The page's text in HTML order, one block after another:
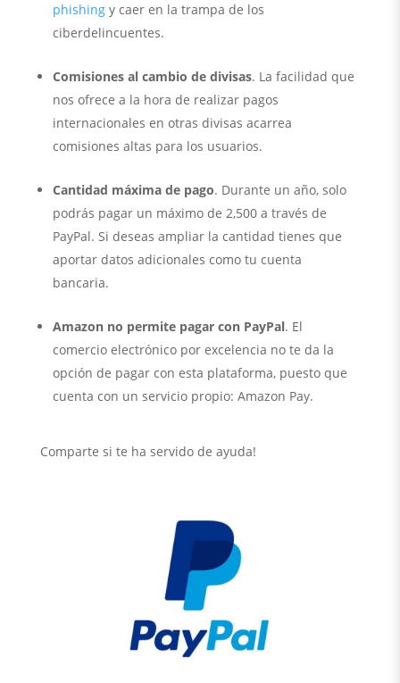
phishing y caer en la trampa de los
ciberdelincuentes.
Comisiones al cambio de divisas. La facilidad que
nos ofrece a la hora de realizar pagos
internacionales en otras divisas acarrea
comisiones altas para los usuarios.
Cantidad máxima de pago. Durante un año, solo
podrás pagar un máximo de 2,500 a través de
PayPal. Si deseas ampliar la cantidad tienes que
aportar datos adicionales como tu cuenta
bancaria.
Amazon no permite pagar con PayPal. El
comercio electrónico por excelencia no te da la
opción de pagar con esta plataforma, puesto que
cuenta con un servicio propio: Amazon Pay.
Comparte si te ha servido de ayuda!